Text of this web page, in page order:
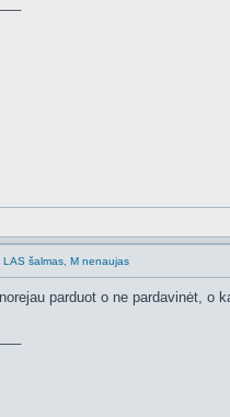
LAS šalmas, M nenaujas
parduot o ne pardavinėt, o